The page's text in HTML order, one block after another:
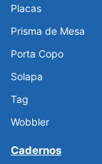
Placas
Prisma de Mesa
Porta Copo
Solapa
Tag
Wobbler
Cadernos